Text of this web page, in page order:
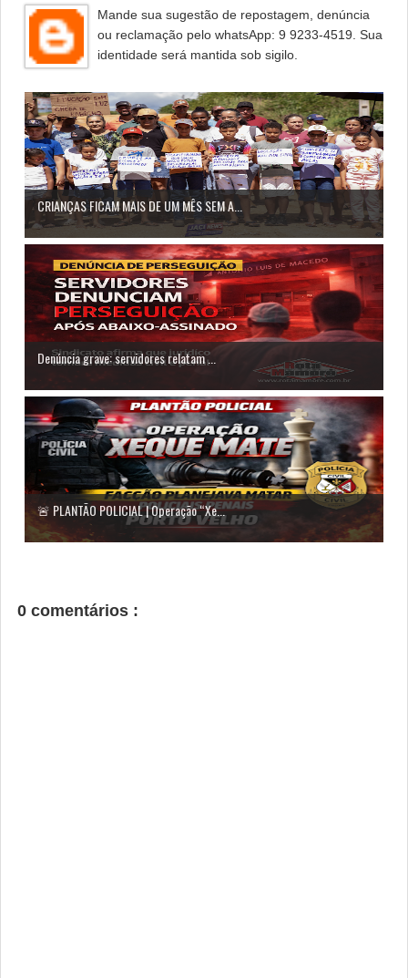
Mande sua sugestão de repostagem, denúncia
ou reclamação pelo whatsApp: 9 9233-4519. Sua
identidade será mantida sob sigilo.
CRIANÇAS FICAM MAIS DE UM MÊS SEM A...
Denúncia grave: servidores relatam ...
🚨 PLANTÃO POLICIAL | Operação “Xe...
0 comentários :